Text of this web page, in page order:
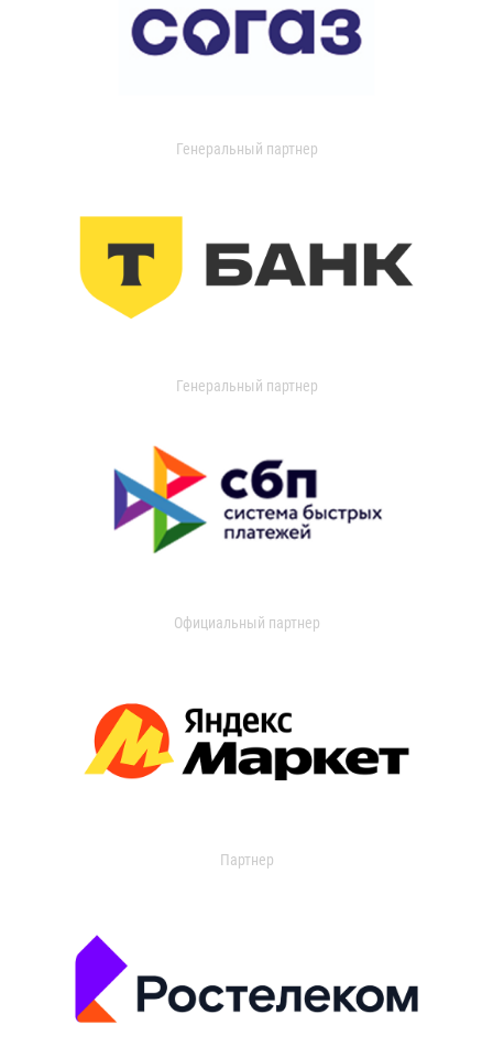
Генеральный партнер
Генеральный партнер
Официальный партнер
Партнер